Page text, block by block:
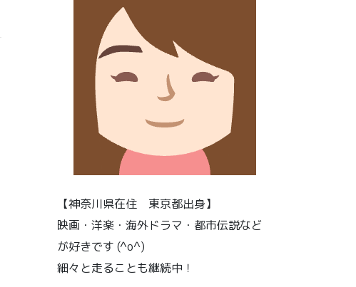
【神奈川県在住 東京都出身】
映画・洋楽・海外ドラマ・都市伝説など
が好きです (^o^)
細々と走ることも継続中！